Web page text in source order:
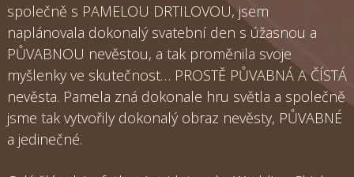
společně s PAMELOU DRTILOVOU, jsem
naplánovala dokonalý svatební den s úžasnou a
PŮVABNOU nevěstou, a tak proměnila svoje
myšlenky ve skutečnost… PROSTĚ PŮVABNÁ A ČÍSTÁ
nevěsta. Pamela zná dokonale hru světla a společně
jsme tak vytvořily dokonalý obraz nevěsty, PŮVABNÉ
a jedinečné.